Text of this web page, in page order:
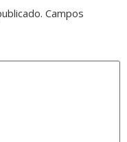
Campos